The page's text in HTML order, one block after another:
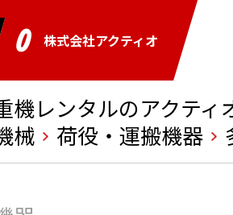
株式会社アクティオ
機レンタルのアクティ
械
荷役・運搬機器